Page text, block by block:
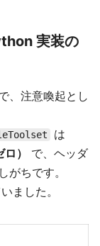
実装の
、注意喚起とし
は
ロ）
で、ヘッダ
がちです。
ました。